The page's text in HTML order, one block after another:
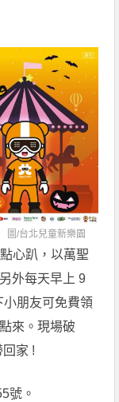
圖/台北兒童新樂園
心趴，以萬聖
另外每天早上 9
朋友可免費領
來。現場破
家 !
號。